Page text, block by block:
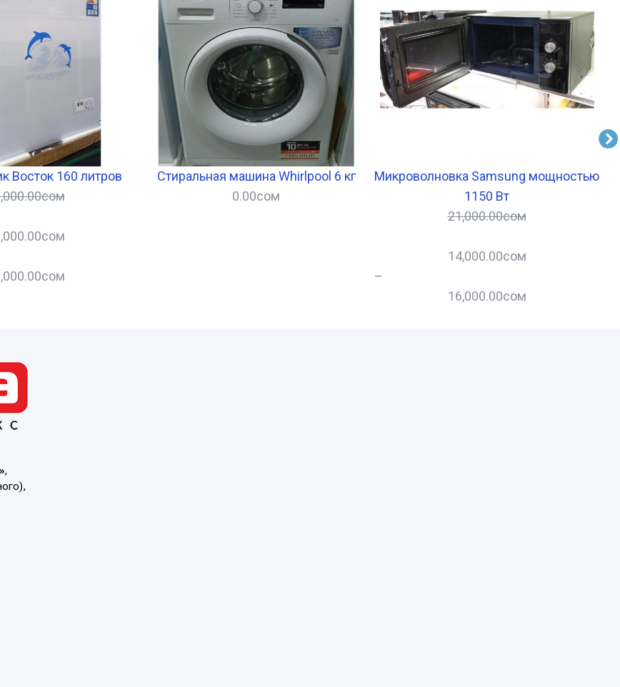
Восток 160 литров
сом
сом
сом
Стиральная машина Whirlpool 6 кг
0.00сом
Микроволновка Samsung мощностью
1150 Вт
21,000.00сом
14,000.00сом
–
16,000.00сом
,